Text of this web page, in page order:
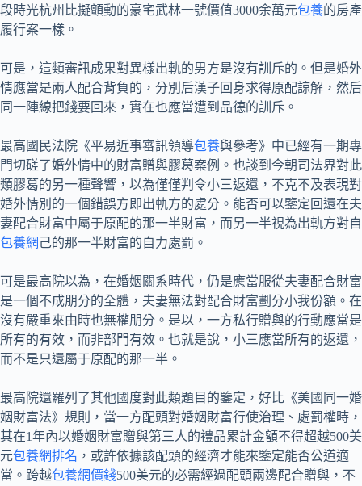
段時光杭州比擬顫動的豪宅武林一號價值3000余萬元包養的房產
履行案一樣。
可是，這類審訊成果對異樣出軌的男方是沒有訓斥的。但是婚外
情應當是兩人配合背負的，分別后漢子回身求得原配諒解，然后
同一陣線把錢要回來，實在也應當遭到品德的訓斥。
最高國民法院《平易近事審訊領導包養與參考》中已經有一期專
門切磋了婚外情中的財富贈與膠葛案例。也談到今朝司法界對此
類膠葛的另一種聲響，以為僅僅判令小三返還，不克不及表現對
婚外情別的一個錯誤方即出軌方的處分。能否可以鑒定回還在夫
妻配合財富中屬于原配的那一半財富，而另一半視為出軌方對自
包養網 己的那一半財富的自力處罰。
可是最高院以為，在婚姻關系時代，仍是應當服從夫妻配合財富
是一個不成朋分的全體，夫妻無法對配合財富劃分小我份額。在
沒有嚴重來由時也無權朋分。是以，一方私行贈與的行動應當是
所有的有效，而非部門有效。也就是說，小三應當所有的返還，
而不是只還屬于原配的那一半。
最高院還羅列了其他國度對此類題目的鑒定，好比《美國同一婚
姻財富法》規則，當一方配頭對婚姻財富行使治理、處罰權時，
其在1年內以婚姻財富贈與第三人的禮品累計金額不得超越500美
元包養網排名 ，或許依據該配頭的經濟才能來鑒定能否公道適
當。跨越包養網價錢500美元的必需經過配頭兩邊配合贈與，不